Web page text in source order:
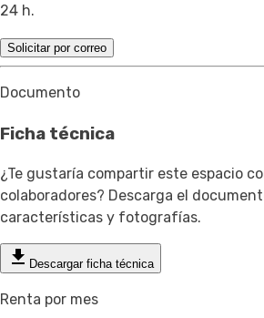
24 h.
Solicitar por correo
Documento
Ficha técnica
¿Te gustaría compartir este espacio
colaboradores? Descarga el
características y fotografías.
Descargar ficha técnica
Renta por mes